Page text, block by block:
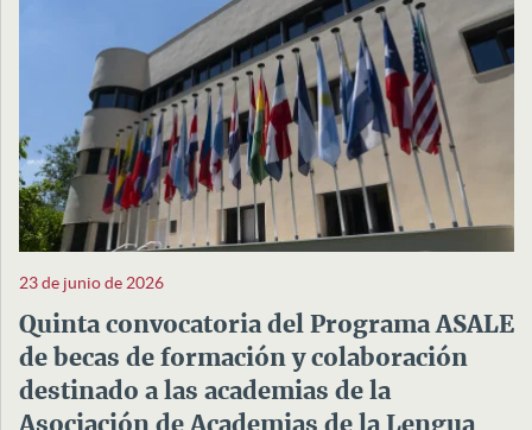
23 de junio de 2026
Quinta convocatoria del Programa ASALE
de becas de formación y colaboración
destinado a las academias de la
Asociación de Academias de la Lengua